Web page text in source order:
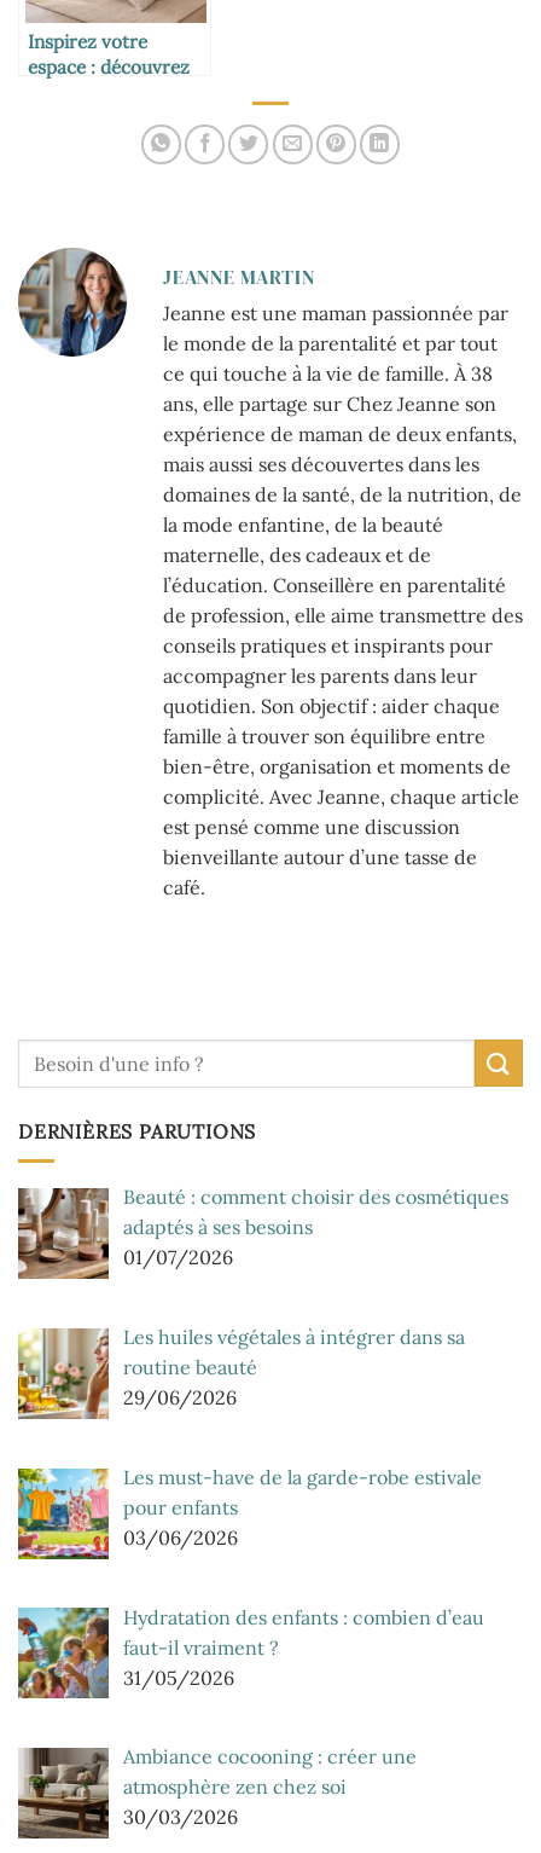
Inspirez votre
espace : découvrez
transforment votre
JEANNE MARTIN
Jeanne est une maman passionnée par
le monde de la parentalité et par tout
ce qui touche à la vie de famille. À 38
ans, elle partage sur Chez Jeanne son
expérience de maman de deux enfants,
mais aussi ses découvertes dans les
domaines de la santé, de la nutrition, de
la mode enfantine, de la beauté
maternelle, des cadeaux et de
l’éducation. Conseillère en parentalité
de profession, elle aime transmettre des
conseils pratiques et inspirants pour
accompagner les parents dans leur
quotidien. Son objectif : aider chaque
famille à trouver son équilibre entre
bien-être, organisation et moments de
complicité. Avec Jeanne, chaque article
est pensé comme une discussion
bienveillante autour d’une tasse de
café.
DERNIÈRES PARUTIONS
Beauté : comment choisir des cosmétiques
adaptés à ses besoins
01/07/2026
Les huiles végétales à intégrer dans sa
routine beauté
29/06/2026
Les must-have de la garde-robe estivale
pour enfants
03/06/2026
Hydratation des enfants : combien d’eau
faut-il vraiment ?
31/05/2026
Ambiance cocooning : créer une
atmosphère zen chez soi
30/03/2026